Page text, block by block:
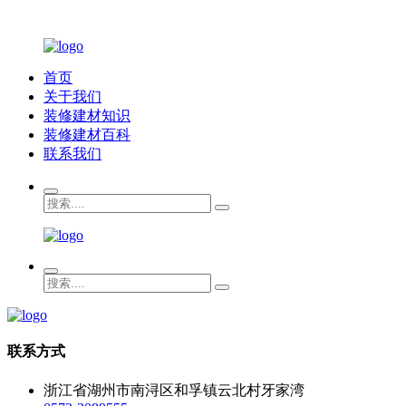
首页
关于我们
装修建材知识
装修建材百科
联系我们
联系方式
浙江省湖州市南浔区和孚镇云北村牙家湾